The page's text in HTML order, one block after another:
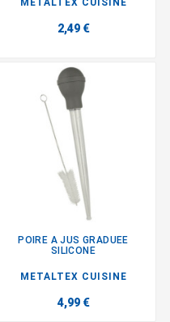
2,49 €
POIRE A JUS GRADUEE
SILICONE
METALTEX CUISINE
4,99 €